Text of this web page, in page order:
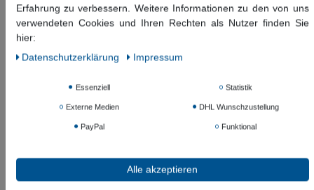
Wunschliste
* inkl. ges. MwSt. zzgl.
Informationen zur Produktsicherheit
Erfahrung zu verbessern. Weitere Informationen zu den von uns
verwendeten Cookies und Ihren Rechten als Nutzer finden Sie
hier:
Daten­schutz­erklärung
Impressum
Essenziell Statistik
Externe Medien DHL Wunschzustellung
PayPal Funktional
Alle akzeptieren